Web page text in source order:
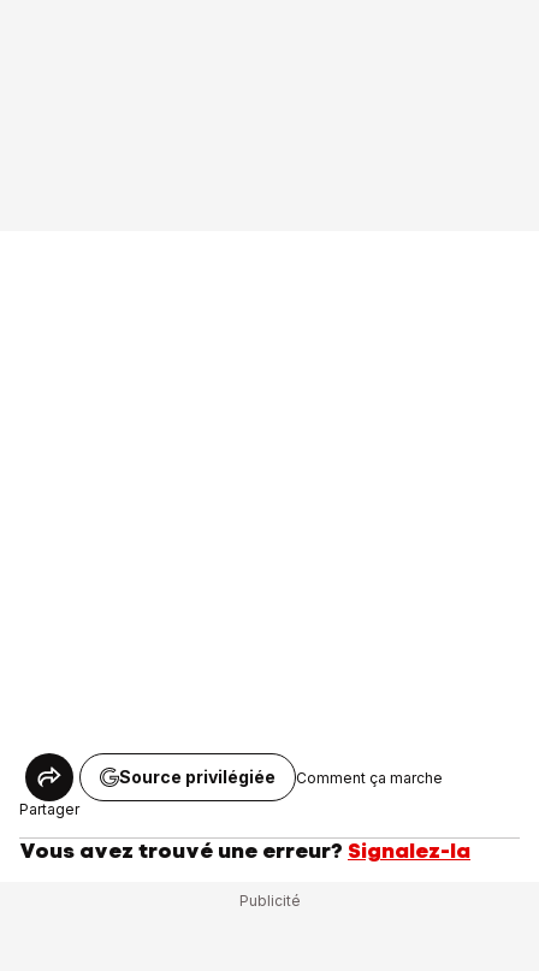
Partager
Source privilégiée Comment ça marche
Vous avez trouvé une erreur? Signalez-la